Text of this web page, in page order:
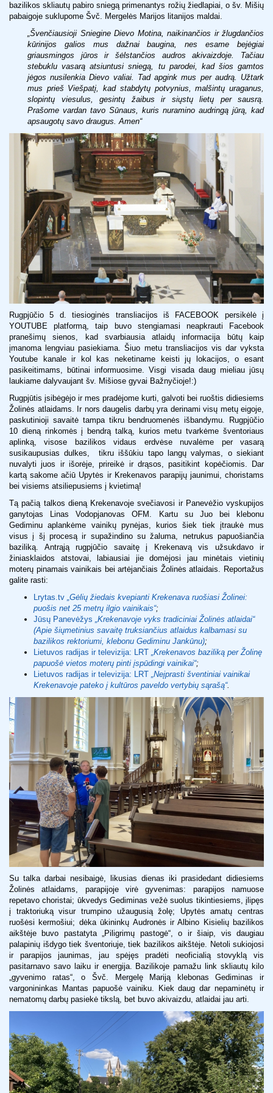
bazilikos skliautų pabiro sniegą primenantys rožių žiedlapiai, o šv. Mišių
pabaigoje suklupome Švč. Mergelės Marijos litanijos maldai.
„Švenčiausioji Sniegine Dievo Motina, naikinančios ir žlugdančios
kūrinijos galios mus dažnai baugina, nes esame bejėgiai
griausmingos jūros ir šėlstančios audros akivaizdoje. Tačiau
stebuklu vasarą atsiuntusi sniegą, tu parodei, kad šios gamtos
jėgos nusilenkia Dievo valiai. Tad apgink mus per audrą. Užtark
mus prieš Viešpatį, kad stabdytų potvynius, malšintų uraganus,
slopintų viesulus, gesintų žaibus ir siųstų lietų per sausrą.
Prašome vardan tavo Sūnaus, kuris nuramino audringą jūrą, kad
apsaugotų savo draugus.Amen“
Rugpjūčio 5 d. tiesioginės transliacijos iš FACEBOOK persikėlė į
YOUTUBE platformą, taip buvo stengiamasi neapkrauti Facebook
pranešimų sienos, kad svarbiausia atlaidų informacija būtų kaip
įmanoma lengviau pasiekiama. Šiuo metu transliacijos vis dar vyksta
Youtube kanale ir kol kas neketiname keisti jų lokacijos, o esant
pasikeitimams, būtinai informuosime. Visgi visada daug mieliau jūsų
laukiame dalyvaujant šv. Mišiose gyvai Bažnyčioje!:)
Rugpjūtis įsibėgėjo ir mes pradėjome kurti, galvoti bei ruoštis didiesiems
Žolinės atlaidams. Ir nors daugelis darbų yra derinami visų metų eigoje,
paskutinioji savaitė tampa tikru bendruomenės išbandymu. Rugpjūčio
10 dieną rinkomės į bendrą talką, kurios metu tvarkėme šventoriaus
aplinką, visose bazilikos vidaus erdvėse nuvalėme per vasarą
susikaupusias dulkes, tikru iššūkiu tapo langų valymas, o siekiant
nuvalyti juos ir išorėje, prireikė ir drąsos, pasitikint kopėčiomis. Dar
kartą sakome ačiū Upytės ir Krekenavos parapijų jaunimui, choristams
bei visiems atsiliepusiems į kvietimą!
Tą pačią talkos dieną Krekenavoje svečiavosi ir Panevėžio vyskupijos
ganytojas Linas Vodopjanovas OFM. Kartu su Juo bei klebonu
Gediminu aplankėme vainikų pynėjas, kurios šiek tiek įtraukė mus
visus į šį procesą ir supažindino su žaluma, netrukus papuošiančia
baziliką. Antrąją rugpjūčio savaitę į Krekenavą vis užsukdavo ir
žiniasklaidos atstovai, labiausiai jie domėjosi jau minėtais vietinių
moterų pinamais vainikais bei artėjančiais Žolinės atlaidais. Reportažus
galite rasti:
Lrytas.tv „Gėlių žiedais kvepianti Krekenava ruošiasi Žolinei:
puošis net 25 metrų ilgio vainikais“;
Jūsų Panevėžys „Krekenavoje vyks tradiciniai Žolinės atlaidai“
(Apie šiųmetinius savaitę truksiančius atlaidus kalbamasi su
bazilikos rektoriumi, klebonu Gediminu Jankūnu);
Lietuvos radijas ir televizija: LRT „Krekenavos baziliką per Žolinę
papuošė vietos moterų pinti įspūdingi vainikai“;
Lietuvos radijas ir televizija: LRT „Neįprasti šventiniai vainikai
Krekenavoje pateko į kultūros paveldo vertybių sąrašą“.
Su talka darbai nesibaigė, likusias dienas iki prasidedant didiesiems
Žolinės atlaidams, parapijoje virė gyvenimas: parapijos namuose
repetavo choristai; ūkvedys Gediminas vežė suolus tikintiesiems, įlipęs
į traktoriuką visur trumpino užaugusią žolę; Upytės amatų centras
ruošėsi kermošiui; dėka ūkininkų Audronės ir Albino Kisielių bazilikos
aikštėje buvo pastatyta „Piligrimų pastogė“, o ir šiaip, vis daugiau
palapinių išdygo tiek šventoriuje, tiek bazilikos aikštėje. Netoli sukiojosi
ir parapijos jaunimas, jau spėjęs pradėti neoficialią stovyklą vis
pasitarnavo savo laiku ir energija. Bazilikoje pamažu link skliautų kilo
„gyvenimo ratas“, o Švč. Mergelę Mariją klebonas Gediminas ir
vargonininkas Mantas papuošė vainiku. Kiek daug dar nepaminėtų ir
nematomų darbų pasiekė tikslą, bet buvo akivaizdu, atlaidai jau arti.